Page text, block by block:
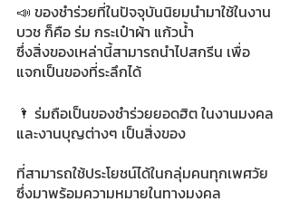
📣 ของชำร่วยที่ในปัจจุบันนิยมนำมาใช้ในงาน
บวช ก็คือ ร่ม กระเป๋าผ้า แก้วน้ำ
ซึ่งสิ่งของเหล่านี้สามารถนำไปสกรีน เพื่อ
แจกเป็นของที่ระลึกได้
🌂 ร่มถือเป็นของชำร่วยยอดฮิต ในงานมงคล
และงานบุญต่างๆ เป็นสิ่งของ
ที่สามารถใช้ประโยชน์ได้ในกลุ่มคนทุกเพศวัย
ซึ่งมาพร้อมความหมายในทางมงคล